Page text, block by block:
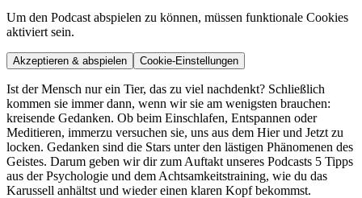
Um den Podcast abspielen zu können, müssen funktionale Cookies
aktiviert sein.
Akzeptieren & abspielen Cookie-Einstellungen
Ist der Mensch nur ein Tier, das zu viel nachdenkt? Schließlich
kommen sie immer dann, wenn wir sie am wenigsten brauchen:
kreisende Gedanken. Ob beim Einschlafen, Entspannen oder
Meditieren, immerzu versuchen sie, uns aus dem Hier und Jetzt zu
locken. Gedanken sind die Stars unter den lästigen Phänomenen des
Geistes. Darum geben wir dir zum Auftakt unseres Podcasts 5 Tipps
aus der Psychologie und dem Achtsamkeitstraining, wie du das
Karussell anhältst und wieder einen klaren Kopf bekommst.